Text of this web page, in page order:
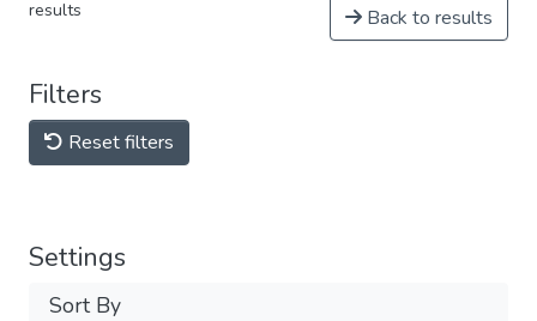
results Back to results
Filters
Reset filters
Settings
Sort By